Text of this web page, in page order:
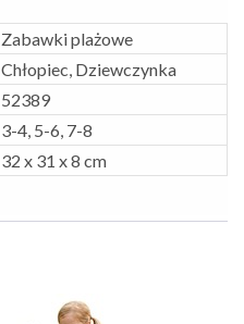
Zabawki plażowe
Chłopiec, Dziewczynka
52389
3-4, 5-6, 7-8
32 x 31 x 8 cm